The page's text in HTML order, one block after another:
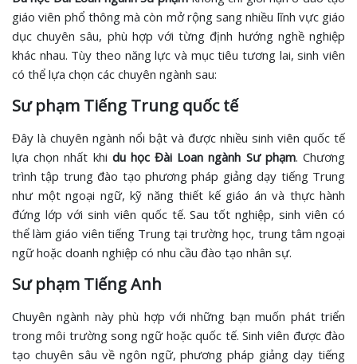
giáo viên phổ thông mà còn mở rộng sang nhiều lĩnh vực giáo
dục chuyên sâu, phù hợp với từng định hướng nghề nghiệp
khác nhau. Tùy theo năng lực và mục tiêu tương lai, sinh viên
có thể lựa chọn các chuyên ngành sau:
Sư phạm Tiếng Trung quốc tế
Đây là chuyên ngành nổi bật và được nhiều sinh viên quốc tế
lựa chọn nhất khi du học Đài Loan ngành Sư phạm. Chương
trình tập trung đào tạo phương pháp giảng dạy tiếng Trung
như một ngoại ngữ, kỹ năng thiết kế giáo án và thực hành
đứng lớp với sinh viên quốc tế. Sau tốt nghiệp, sinh viên có
thể làm giáo viên tiếng Trung tại trường học, trung tâm ngoại
ngữ hoặc doanh nghiệp có nhu cầu đào tạo nhân sự.
Sư phạm Tiếng Anh
Chuyên ngành này phù hợp với những bạn muốn phát triển
trong môi trường song ngữ hoặc quốc tế. Sinh viên được đào
tạo chuyên sâu về ngôn ngữ, phương pháp giảng dạy tiếng